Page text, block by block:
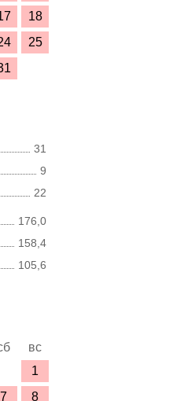
18
25
31
9
22
176,0
158,4
105,6
вс
1
7 8